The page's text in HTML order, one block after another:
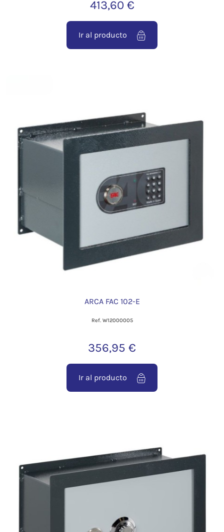
413,60 €
Ir al producto
ARCA FAC 102-E
Ref. W12000005
356,95 €
Ir al producto